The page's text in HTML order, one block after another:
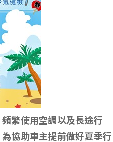
繁使用空調以及長途行
協助車主提前做好夏季行